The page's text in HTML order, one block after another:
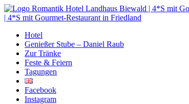
| 4*S mit Gourmet-Restaurant in Friedland
Hotel
Genießer Stube – Daniel Raub
Zur Tränke
Feste & Feiern
Tagungen
Facebook
Instagram